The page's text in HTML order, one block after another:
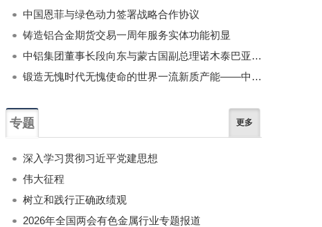
中国恩菲与绿色动力签署战略合作协议
铸造铝合金期货交易一周年服务实体功能初显
中铝集团董事长段向东与蒙古国副总理诺木泰巴亚尔举行会谈
锻造无愧时代无愧使命的世界一流新质产能——中国有色金属工业的战略应对与破局之道（二）
专题 更多
深入学习贯彻习近平党建思想
伟大征程
树立和践行正确政绩观
2026年全国两会有色金属行业专题报道